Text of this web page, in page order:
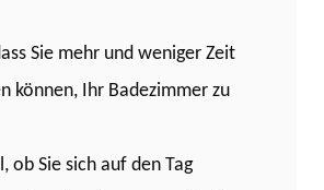
Sie mehr und weniger Zeit
können, Ihr Badezimmer zu
ob Sie sich auf den Tag